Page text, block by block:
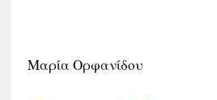
Μαρία Ορφανίδου